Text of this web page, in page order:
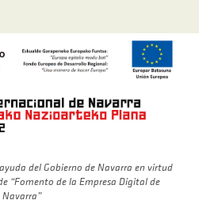
del Gobierno de Navarra en virtud
“Fomento de la Empresa Digital de
Navarra”